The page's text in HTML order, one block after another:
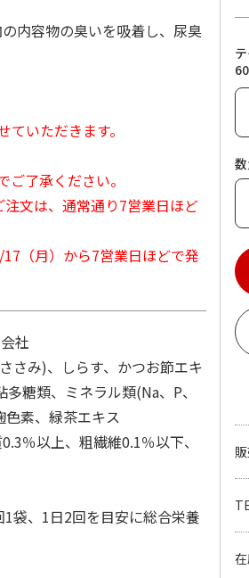
内容物の臭いを吸着し、尿臭
いただきます。
了承ください。
文は、通常通り7営業日ほど
（月）から7営業日ほどで発
社
さみ)、しらす、かつお節エキ
糖類、ミネラル類(Na、P、
素、緑茶エキス
％以上、粗繊維0.1％以下、
1袋、1日2回を目安に総合栄養